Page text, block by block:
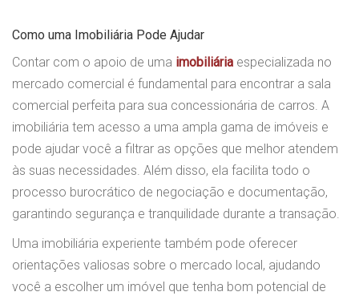
Como uma Imobiliária Pode Ajudar
Contar com o apoio de uma imobiliária especializada no
mercado comercial é fundamental para encontrar a sala
comercial perfeita para sua concessionária de carros. A
imobiliária tem acesso a uma ampla gama de imóveis e
pode ajudar você a filtrar as opções que melhor atendem
às suas necessidades. Além disso, ela facilita todo o
processo burocrático de negociação e documentação,
garantindo segurança e tranquilidade durante a transação.
Uma imobiliária experiente também pode oferecer
orientações valiosas sobre o mercado local, ajudando
você a escolher um imóvel que tenha bom potencial de